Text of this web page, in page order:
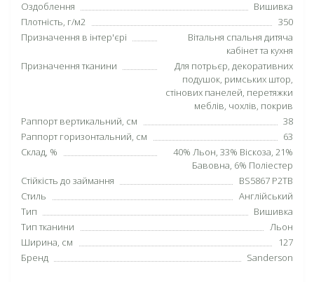
Оздоблення
Вишивка
Плотність, г/м2
350
Призначення в інтер'єрі
Вітальня спальня дитяча
кабінет та кухня
Призначення тканини
Для потрьєр, декоративних
подушок, римських штор,
стінових панелей, перетяжки
меблів, чохлів, покрив
Раппорт вертикальний, см
38
Раппорт горизонтальний, см
63
Склад, %
40% Льон, 33% Віскоза, 21%
Бавовна, 6% Поліестер
Стійкість до займання
BS5867 P2TB
Стиль
Англійський
Тип
Вишивка
Тип тканини
Льон
Ширина, см
127
Бренд
Sanderson